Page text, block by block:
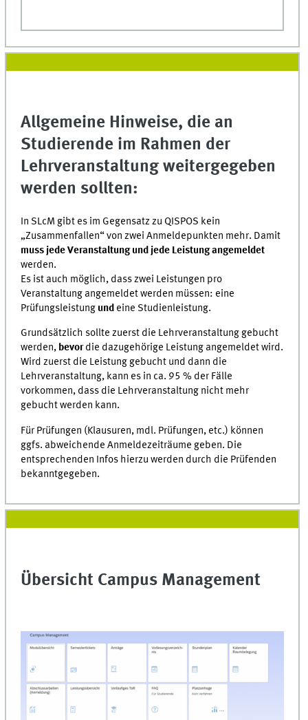
Allgemeine Hinweise, die an
Studierende im Rahmen der
Lehrveranstaltung weitergegeben
werden sollten:
In SLcM gibt es im Gegensatz zu QISPOS kein
„Zusammenfallen“ von zwei Anmeldepunkten mehr. Damit
muss jede Veranstaltung und jede Leistung angemeldet
werden.
Es ist auch möglich, dass zwei Leistungen pro
Veranstaltung angemeldet werden müssen: eine
Prüfungsleistung und eine Studienleistung.
Grundsätzlich sollte zuerst die Lehrveranstaltung gebucht
werden, bevordie dazugehörige Leistung angemeldet wird.
Wird zuerst die Leistung gebucht und dann die
Lehrveranstaltung, kann es in ca. 95 % der Fälle
vorkommen, dass die Lehrveranstaltung nicht mehr
gebucht werden kann.
Für Prüfungen (Klausuren, mdl. Prüfungen, etc.) können
ggfs. abweichende Anmeldezeiträume geben. Die
entsprechenden Infos hierzu werden durch die Prüfenden
bekanntgegeben.
Übersicht Campus Management